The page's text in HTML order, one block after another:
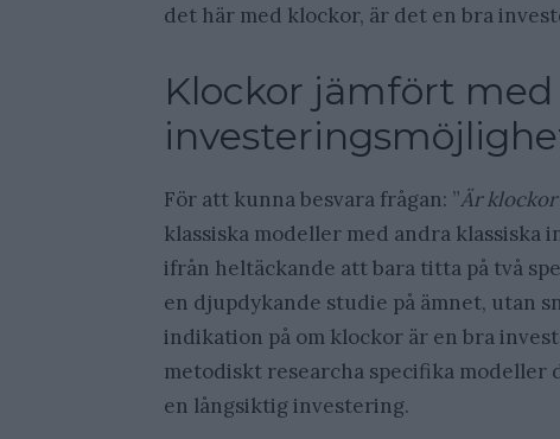
det här med klockor, är det en bra
Klockor jämfört med
För att kunna besvara frågan: ”Är
klassiska modeller med andra
ifrån heltäckande att bara titta på två
en djupdykande studie på ämnet, utan
indikation på om klockor är en bra
metodiskt researcha specifika modeller
en långsiktig investering.